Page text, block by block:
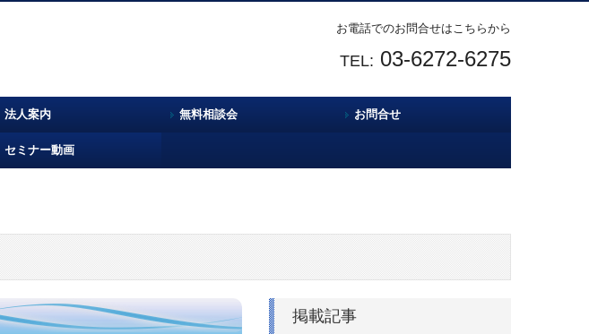
お電話でのお問合せはこちらから
TEL: 03-6272-6275
法人案内 無料相談会 お問合せ
セミナー動画
掲載記事